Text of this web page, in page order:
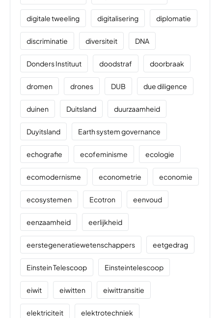
digitale tweeling digitalisering diplomatie
discriminatie diversiteit DNA
Donders Instituut doodstraf doorbraak
dromen drones DUB due diligence
duinen Duitsland duurzaamheid
Duyitsland Earth system governance
echografie ecofeminisme ecologie
ecomodernisme econometrie economie
ecosystemen Ecotron eenvoud
eenzaamheid eerlijkheid
eerstegeneratiewetenschappers eetgedrag
Einstein Telescoop Einsteintelescoop
eiwit eiwitten eiwittransitie
elektriciteit elektrotechniek